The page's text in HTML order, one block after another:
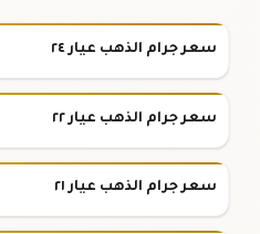
سعر جرام الذهب عيار ٢٤
سعر جرام الذهب عيار ٢٢
سعر جرام الذهب عيار ٢١